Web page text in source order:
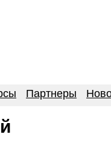
Партнеры